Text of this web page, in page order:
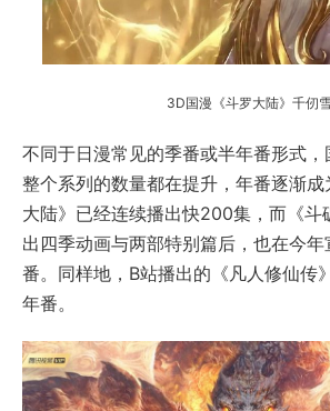
3D国漫《斗罗大陆》千仞
不同于日漫常见的季番或半年番形式
整个系列的数量都在提升，年番逐渐成
大陆》已经连续播出快200集，而《斗
出四季动画与两部特别篇后，也在今
番。同样地，B站播出的《凡人修仙传
年番。